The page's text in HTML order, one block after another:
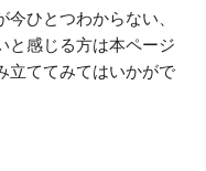
ひとつわからない、
と感じる方は本ページ
立ててみてはいかがで